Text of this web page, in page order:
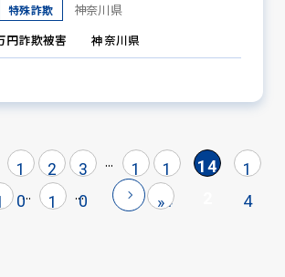
特殊詐欺
神奈川県
円詐欺被害 神奈川県
1
0
2
0
3
0
...
1
4
1
4
14
1
4
...
1
... »